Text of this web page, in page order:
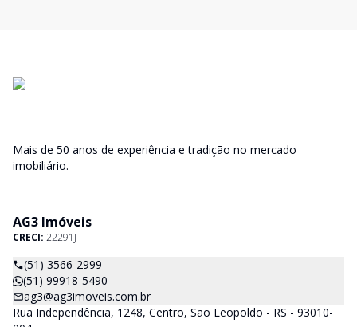
Mais de 50 anos de experiência e tradição no mercado
imobiliário.
AG3 Imóveis
CRECI: 22291J
(51) 3566-2999
(51) 99918-5490
ag3@ag3imoveis.com.br
Rua Independência, 1248, Centro, São Leopoldo - RS - 93010-